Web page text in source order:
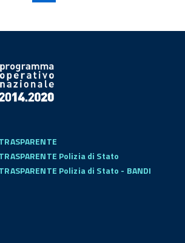
Polizia di Stato
Polizia di Stato - BANDI